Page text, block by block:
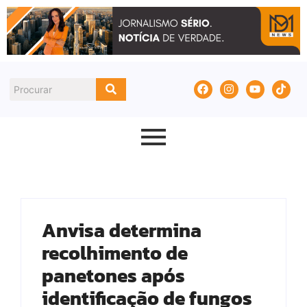
Anvisa determina
recolhimento de
panetones após
identificação de fungos